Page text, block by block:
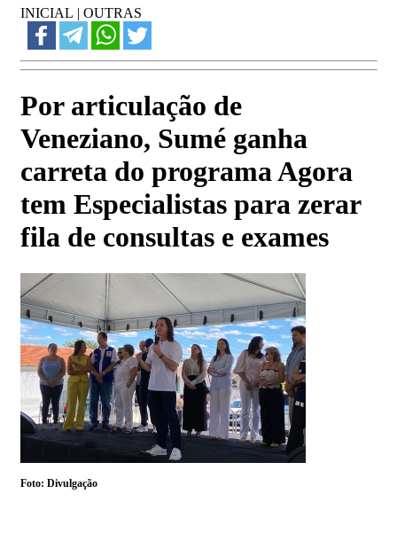
INICIAL | OUTRAS
Por articulação de
Veneziano, Sumé ganha
carreta do programa Agora
tem Especialistas para zerar
fila de consultas e exames
Foto: Divulgação